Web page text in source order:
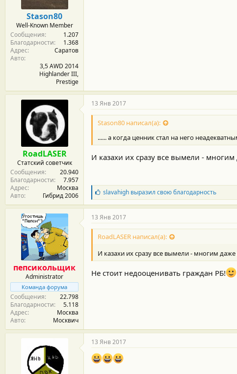
Stason80
Well-Known Member
Сообщения
1.207
Благодарности
1.368
Адрес
Саратов
Авто
3,5 AWD 2014
Highlander III,
Prestige
RoadLASER
Статский советчик
Сообщения
20.940
Благодарности
7.957
Адрес
Москва
Авто
Гибрид 2006
13 Янв 2017
Stason80 написал(а):
...... а когда ценник стал на него
И казахи их сразу все вымели -
Б
л
а
г
о
д
а
н
о
с
т
slavahighвыразил свою благодарность
пепсикольщик
Administrator
Команда форума
Сообщения
22.798
Благодарности
5.118
Адрес
Москва
Авто
Москвич
13 Янв 2017
RoadLASER написал(а):
И казахи их сразу все вымели - многим даже
Не стоит недооценивать граждан РБ!
13 Янв 2017